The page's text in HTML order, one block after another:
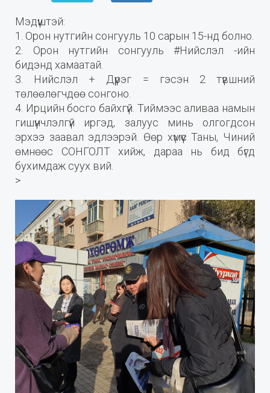
Мэдүүштэй:
1. Орон нутгийн сонгууль 10 сарын 15-нд болно.
2. Орон нутгийн сонгууль #Нийслэл -ийн
бидэнд хамаатай.
3. Нийслэл + Дүүрэг = гэсэн 2 түвшний
төлөөлөгчдөө сонгоно.
4. Ирцийн босго байхгүй. Тиймээс аливаа намын
гишүүнчлэлгүй иргэд, залуус минь олгогдсон
эрхээ заавал эдлээрэй. Өөр хүмүүс Таны, Чиний
өмнөөс СОНГОЛТ хийж, дараа нь бид бүгд
бухимдаж суух вий.
>